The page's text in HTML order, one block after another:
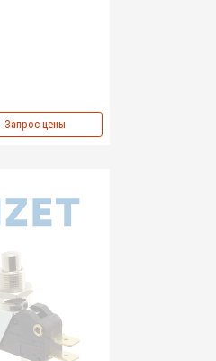
Запрос цены